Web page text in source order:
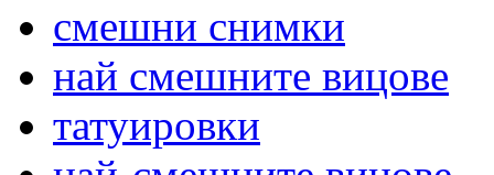
смешни снимки
най смешните вицове
татуировки